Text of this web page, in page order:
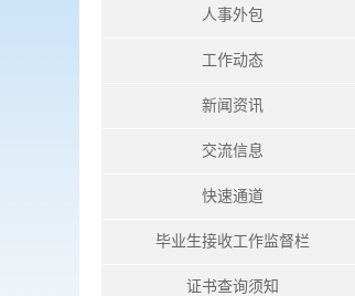
人事外包
工作动态
新闻资讯
交流信息
快速通道
毕业生接收工作监督栏
证书查询须知